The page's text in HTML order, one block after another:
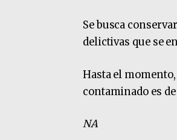
Se busca
delictivas que se
Hasta el
contaminado es de
NA